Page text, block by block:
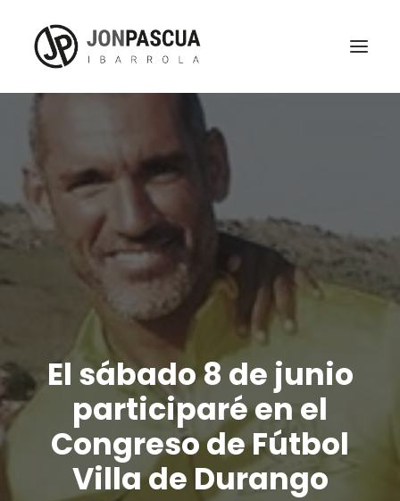
El sábado 8 de junio
participaré en el
Congreso de Fútbol
Villa de Durango